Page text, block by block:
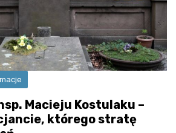
Macieju Kostulaku –
którego stratę